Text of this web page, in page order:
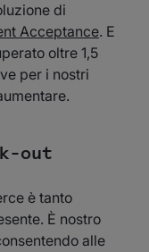
di
Acceptance. E
oltre 1,5
per i nostri
out
è tanto
È nostro
alle